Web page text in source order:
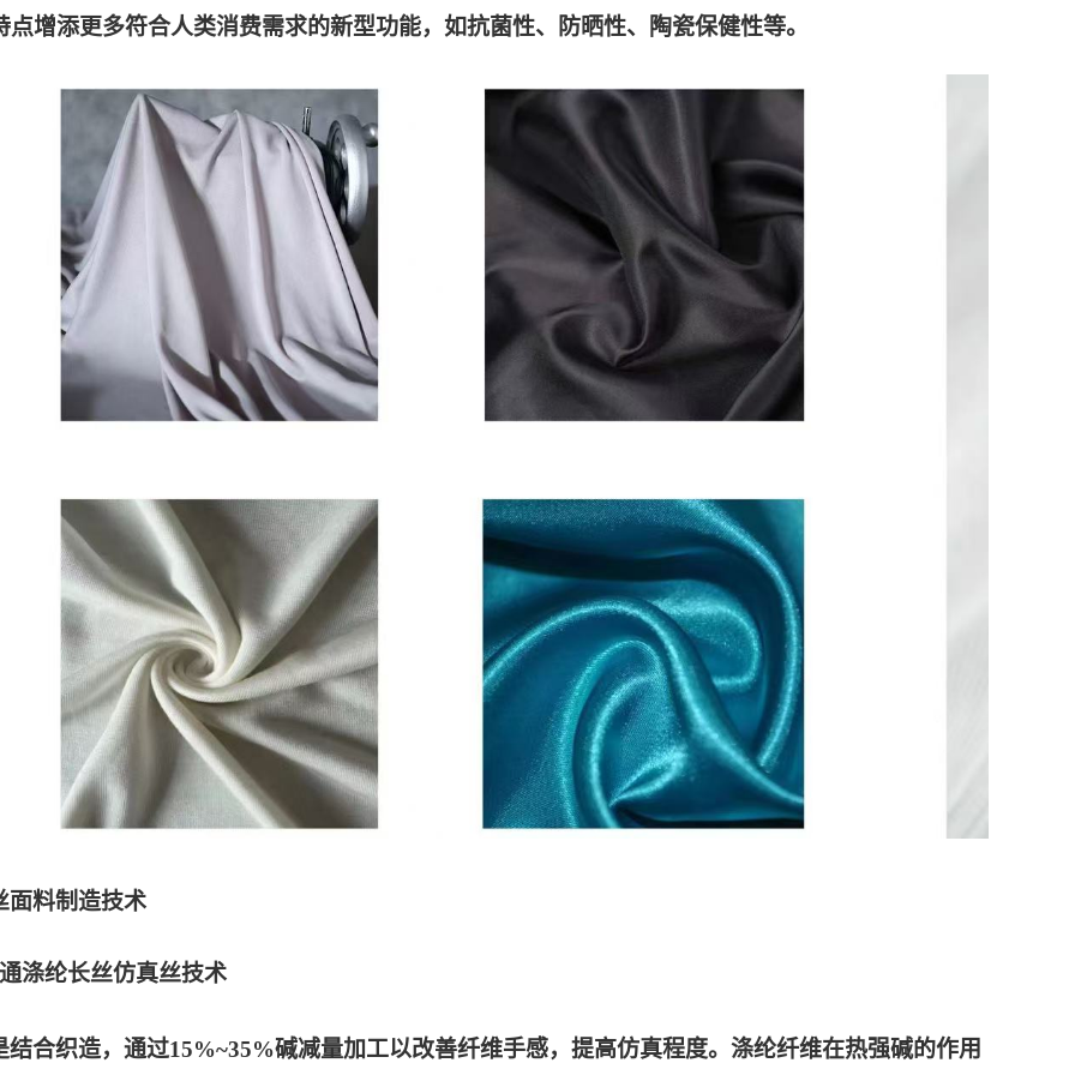
点增添更多符合人类消费需求的新型功能，如抗菌性、防晒性、陶瓷保健性等。
面料制造技术
涤纶长丝仿真丝技术
结合织造，通过15%~35%碱减量加工以改善纤维手感，提高仿真程度。涤纶纤维在热强碱的作用